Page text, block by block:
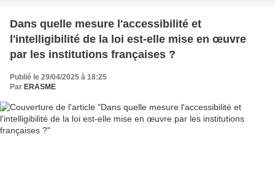
Dans quelle mesure l'accessibilité et
l'intelligibilité de la loi est-elle mise en œuvre
par les institutions françaises ?
Publié le 29/04/2025 à 18:25
Par ERASME